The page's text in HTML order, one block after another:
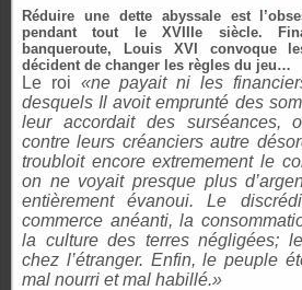
Réduire une dette abyssale est
pendant tout le XVIIIe siècle.
banqueroute, Louis XVI convoque
décident de changer les règles du jeu…
Le roi «ne payait ni les
desquels Il avoit emprunté des
leur accordait des surséances,
contre leurs créanciers autre
troubloit encore extremement le
on ne voyait presque plus
entièrement évanoui. Le
commerce anéanti, la
la culture des terres négligées;
chez l’étranger. Enfin, le peuple
mal nourri et mal habillé.»